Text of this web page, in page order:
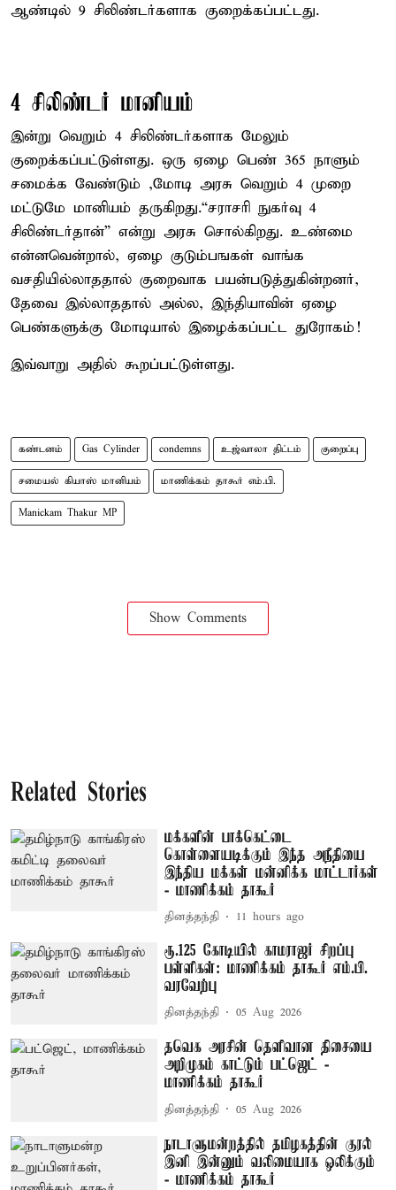
ஆண்டில் 9 சிலிண்டர்களாக குறைக்கப்பட்டது.
4 சிலிண்டர் மானியம்
இன்று வெறும் 4 சிலிண்டர்களாக மேலும்
குறைக்கப்பட்டுள்ளது. ஒரு ஏழை பெண் 365 நாளும்
சமைக்க வேண்டும் ,மோடி அரசு வெறும் 4 முறை
மட்டுமே மானியம் தருகிறது.“சராசரி நுகர்வு 4
சிலிண்டர்தான்” என்று அரசு சொல்கிறது. உண்மை
என்னவென்றால், ஏழை குடும்பஙகள் வாங்க
வசதியில்லாததால் குறைவாக பயன்படுத்துகின்றனர்,
தேவை இல்லாததால் அல்ல, இந்தியாவின் ஏழை
பெண்களுக்கு மோடியால் இழைக்கப்பட்ட துரோகம்!
இவ்வாறு அதில் கூறப்பட்டுள்ளது.
கண்டனம் Gas Cylinder condemns உஜ்வாலா திட்டம் குறைப்பு
சமையல் கியாஸ் மானியம் மாணிக்கம் தாகூர் எம்.பி.
Manickam Thakur MP
Show Comments
Related Stories
மக்களின் பாக்கெட்டை
கொள்ளையடிக்கும் இந்த அநீதியை
இந்திய மக்கள் மன்னிக்க மாட்டார்கள்
- மாணிக்கம் தாகூர்
தினத்தந்தி 11 hours ago
ரூ.125 கோடியில் காமராஜர் சிறப்பு
பள்ளிகள்: மாணிக்கம் தாகூர் எம்.பி.
வரவேற்பு
தினத்தந்தி 05 Aug 2026
தவெக அரசின் தெளிவான திசையை
அறிமுகம் காட்டும் பட்ஜெட் -
மாணிக்கம் தாகூர்
தினத்தந்தி 05 Aug 2026
நாடாளுமன்றத்தில் தமிழகத்தின் குரல்
இனி இன்னும் வலிமையாக ஒலிக்கும்
- மாணிக்கம் தாகூர்